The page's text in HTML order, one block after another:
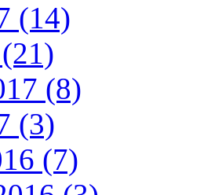
(14)
(8)
(3)
(7)